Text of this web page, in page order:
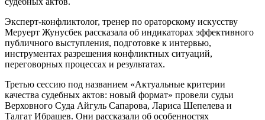
Эксперт-конфликтолог, тренер по ораторскому искусству
Меруерт Жунусбек рассказала об индикаторах эффективного
публичного выступления, подготовке к интервью,
инструментах разрешения конфликтных ситуаций,
переговорных процессах и результатах.
Третью сессию под названием «Актуальные критерии
качества судебных актов: новый формат» провели судьи
Верховного Суда Айгуль Сапарова, Лариса Шепелева и
Талгат Ибрашев. Они рассказали об особенностях